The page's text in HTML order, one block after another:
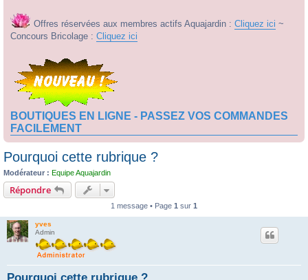
Offres réservées aux membres actifs Aquajardin : Cliquez ici ~
Concours Bricolage : Cliquez ici
BOUTIQUES EN LIGNE - PASSEZ VOS COMMANDES
FACILEMENT
Pourquoi cette rubrique ?
Modérateur : Equipe Aquajardin
Répondre
1 message • Page 1 sur 1
yves
Admin
Pourquoi cette rubrique ?